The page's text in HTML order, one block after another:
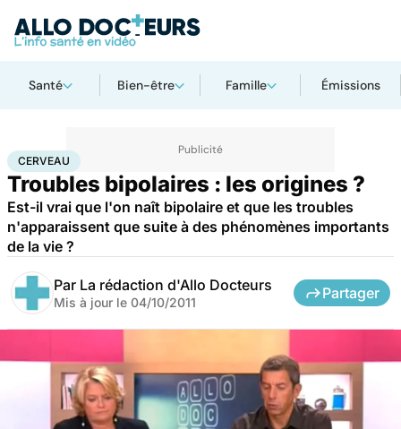
Santé Bien-être Famille Émissions
AccueilBien-être
CERVEAU
Troubles bipolaires : les origines ?
Est-il vrai que l'on naît bipolaire et que les troubles
n'apparaissent que suite à des phénomènes importants
de la vie ?
Par La rédaction d'Allo Docteurs
Mis à jour le 04/10/2011
Partager